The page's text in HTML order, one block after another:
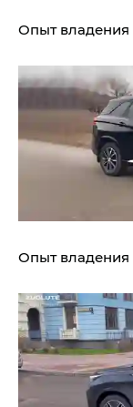
Опыт владения
Опыт владения